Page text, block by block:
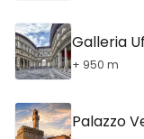
Galleria
+ 950 m
Palazzo